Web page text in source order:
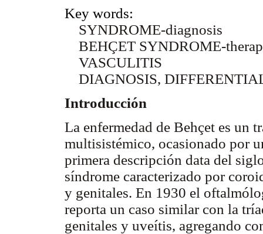
Key words:
SYNDROME-diagnosis
BEHÇET SYNDROME-
VASCULITIS
DIAGNOSIS,
Introducción
La enfermedad de Behçet es un
multisistémico, ocasionado por
primera descripción data del
síndrome caracterizado por
y genitales. En 1930 el
reporta un caso similar con la
genitales y uveítis, agregando